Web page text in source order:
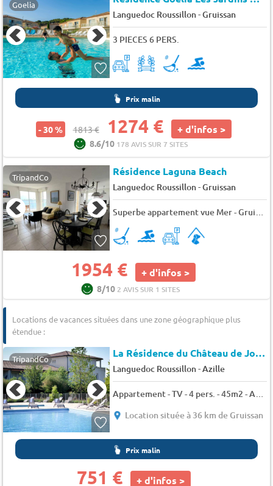
Goelia
Languedoc Roussillon-Gruissan
3 PIECES 6 PERS.
Prix malin
- 30 % 1813 € 1274 € + d'infos >
8.6/10 178 AVIS SUR 7 SITES
TripandCo Résidence Laguna Beach
Languedoc Roussillon-Gruissan
1954 € + d'infos >
8/10 2 AVIS SUR 1 SITES
Locations de vacances situées dans une zone géographique plus
étendue :
TripandCo La Résidence du Château de Jouarres
Languedoc Roussillon-Azille
Location située à 36 km de Gruissan
Prix malin
751 € + d'infos >